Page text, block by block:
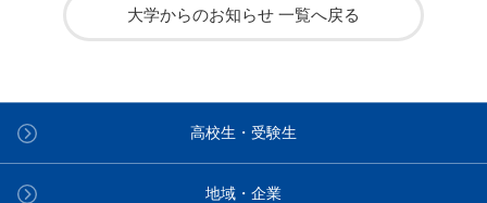
大学からのお知らせ 一覧へ戻る
高校生・受験生
地域・企業